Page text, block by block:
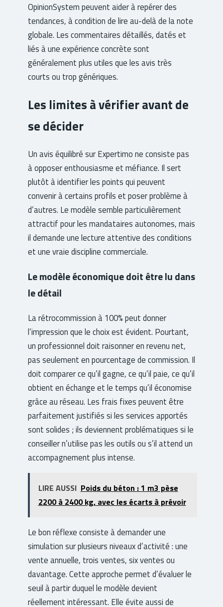
OpinionSystem peuvent aider à repérer des
tendances, à condition de lire au-delà de la note
globale. Les commentaires détaillés, datés et
liés à une expérience concrète sont
généralement plus utiles que les avis très
courts ou trop génériques.
Les limites à vérifier avant de
se décider
Un avis équilibré sur Expertimo ne consiste pas
à opposer enthousiasme et méfiance. Il sert
plutôt à identifier les points qui peuvent
convenir à certains profils et poser problème à
d’autres. Le modèle semble particulièrement
attractif pour les mandataires autonomes, mais
il demande une lecture attentive des conditions
et une vraie discipline commerciale.
Le modèle économique doit être lu dans
le détail
La rétrocommission à 100% peut donner
l’impression que le choix est évident. Pourtant,
un professionnel doit raisonner en revenu net,
pas seulement en pourcentage de commission. Il
doit comparer ce qu’il gagne, ce qu’il paie, ce qu’il
obtient en échange et le temps qu’il économise
grâce au réseau. Les frais fixes peuvent être
parfaitement justifiés si les services apportés
sont solides ; ils deviennent problématiques si le
conseiller n’utilise pas les outils ou s’il attend un
accompagnement plus intense.
LIRE AUSSI Poids du béton : 1 m3 pèse
2200 à 2400 kg, avec les écarts à prévoir
Le bon réflexe consiste à demander une
simulation sur plusieurs niveaux d’activité : une
vente annuelle, trois ventes, six ventes ou
davantage. Cette approche permet d’évaluer le
seuil à partir duquel le modèle devient
réellement intéressant. Elle évite aussi de